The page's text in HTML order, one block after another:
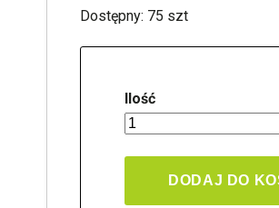
Dostępny: 75 szt
Ilość
DODAJ DO